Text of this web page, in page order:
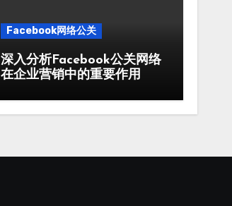
Facebook网络公关
深入分析Facebook公关网络
在企业营销中的重要作用